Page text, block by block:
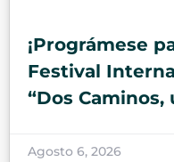
¡Prográmese
Festival
“Dos
Agosto 6, 2026